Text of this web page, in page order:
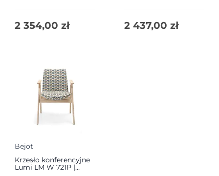
2 354,00 zł 2 437,00 zł
Bejot
Krzesło konferencyjne
Lumi LM W 721P |